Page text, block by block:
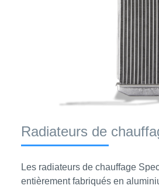
Radiateurs de
Les radiateurs de chauffage
entièrement fabriqués en